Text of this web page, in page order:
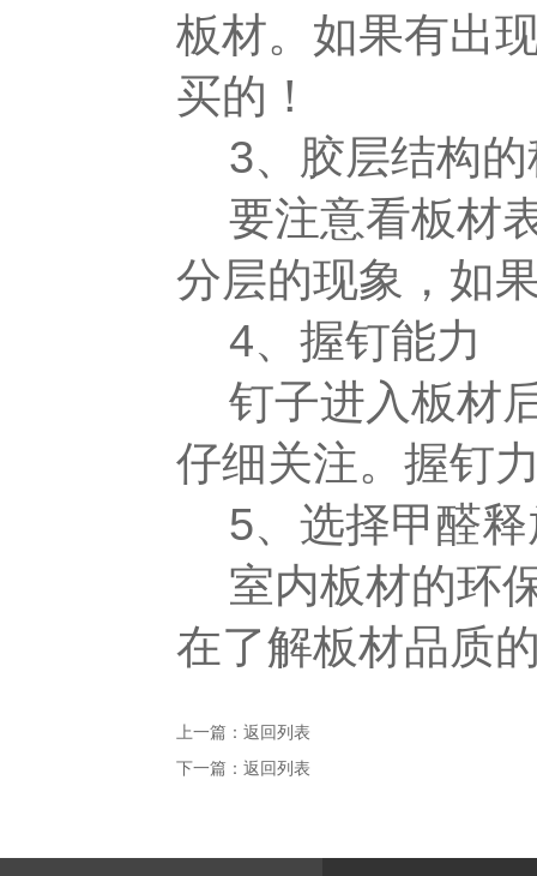
板材。如果有出
买的！
3、胶层结构的
要注意看板材
分层的现象，如
4、握钉能力
钉子进入板材
仔细关注。握钉
5、选择甲醛释
室内板材的环
在了解板材品质
上一篇： 返回列表
下一篇： 返回列表